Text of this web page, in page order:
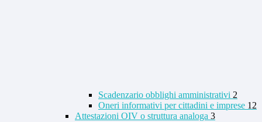
Scadenzario obblighi amministrativi 2
Oneri informativi per cittadini e imprese 12
Attestazioni OIV o struttura analoga 3